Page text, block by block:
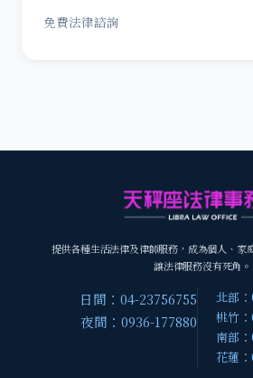
免費法律諮詢
提供各種生活法律及律師服務，成為個人、家
讓法律服務沒有死角。
日間：04-23756755
夜間：0936-177880
北部
桃竹
南部
花蓮